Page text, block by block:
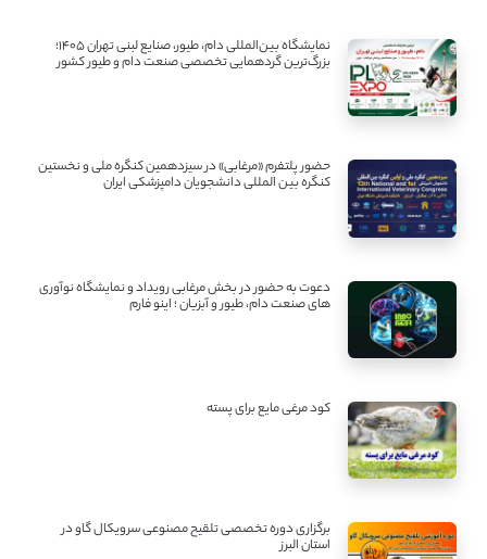
نمایشگاه بین‌المللی دام، طیور، صنایع لبنی تهران ۱۴۰۵؛
بزرگ‌ترین گردهمایی تخصصی صنعت دام و طیور کشور
حضور پلتفرم «مرغابی» در سیزدهمین کنگره ملی و نخستین
کنگره بین ‌المللی دانشجویان دامپزشکی ایران
دعوت به حضور در بخش مرغابی رویداد و نمایشگاه نوآوری
های صنعت دام، طیور و آبزیان ؛ اینو فارم
کود مرغی مایع برای پسته
برگزاری دوره تخصصی تلقیح مصنوعی سرویکال گاو در
استان البرز